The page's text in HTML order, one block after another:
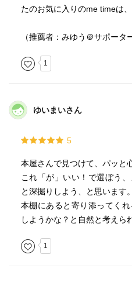
たのお気に入りのme timeは
（推薦者：みゆう＠サポータ
1
ゆいまいさん
5
本屋さんで見つけて、パッと
これ「が」いい！で選ぼう
と深掘りしよう、と思います。
本棚にあると寄り添ってく
しようかな？と自然と考えら
1